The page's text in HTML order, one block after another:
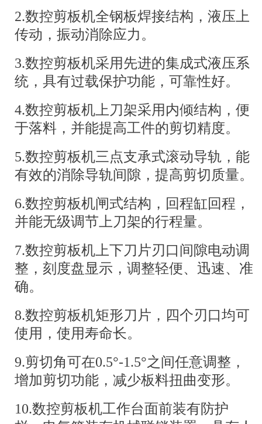
裂分离。剪板机属于锻压机械中的一
种，主要作用就是金属加工行业。产品
广泛适用于航空、轻工、冶金、化工、
建筑、船舶、汽车、电力、电器、装潢
等行业提供所需的专用机械和成套设
备。
细节展示
2.数控剪板机全钢板焊接结构，液压上
传动，振动消除应力。
3.数控剪板机采用先进的集成式液压系
统，具有过载保护功能，可靠性好。
4.数控剪板机上刀架采用内倾结构，便
于落料，并能提高工件的剪切精度。
5.数控剪板机三点支承式滚动导轨，能
有效的消除导轨间隙，提高剪切质量。
6.数控剪板机闸式结构，回程缸回程，
并能无级调节上刀架的行程量。
7.数控剪板机上下刀片刃口间隙电动调
整，刻度盘显示，调整轻便、迅速、准
确。
8.数控剪板机矩形刀片，四个刃口均可
使用，使用寿命长。
9.剪切角可在0.5°-1.5°之间任意调整，
增加剪切功能，减少板料扭曲变形。
10.数控剪板机工作台面前装有防护